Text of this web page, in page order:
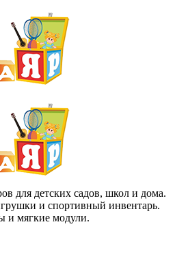
для детских садов, школ и дома.
и спортивный инвентарь.
и мягкие модули.